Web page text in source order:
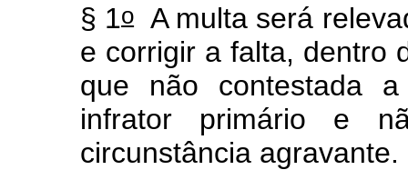
§ 1oA multa será
e corrigir a falta, dentro
que não contestada
infrator primário e
circunstância agravante.